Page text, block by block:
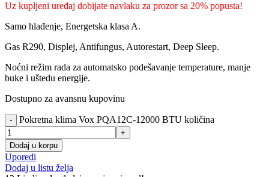
Uz kupljeni uređaj dobijate navlaku za prozor sa 20% popusta!
Samo hlađenje, Energetska klasa A.
Gas R290, Displej, Antifungus, Autorestart, Deep Sleep.
Noćni režim rada za automatsko podešavanje temperature, manje
buke i uštedu energije.
Dostupno za avansnu kupovinu
Pokretna klima Vox PQA12C-12000 BTU količina
Dodaj u korpu
Uporedi
Dodaj u listu želja